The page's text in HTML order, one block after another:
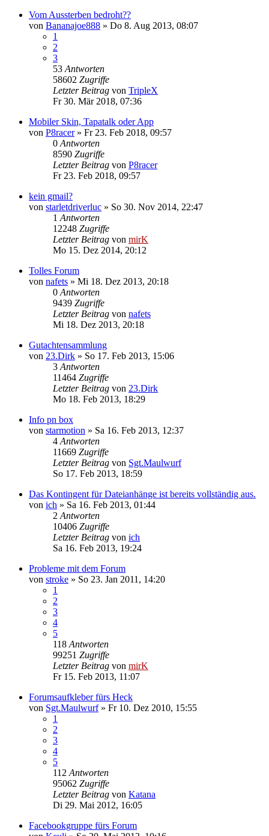
Vom Aussterben bedroht??
von Bananajoe888 » Do 8. Aug 2013, 08:07
1
2
3
53 Antworten
58602 Zugriffe
Letzter Beitrag von TripleX
Fr 30. Mär 2018, 07:36
Mobiler Skin, Tapatalk oder App
von P8racer» Fr 23. Feb 2018, 09:57
0 Antworten
8590 Zugriffe
Letzter Beitrag von P8racer
Fr 23. Feb 2018, 09:57
kein gmail?
von starletdriverluc » So 30. Nov 2014, 22:47
1 Antworten
12248 Zugriffe
Letzter Beitrag von mirK
Mo 15. Dez 2014, 20:12
Tolles Forum
von nafets » Mi 18. Dez 2013, 20:18
0 Antworten
9439 Zugriffe
Letzter Beitrag von nafets
Mi 18. Dez 2013, 20:18
Gutachtensammlung
von 23.Dirk » So 17. Feb 2013, 15:06
3 Antworten
11464 Zugriffe
Letzter Beitrag von 23.Dirk
Mo 18. Feb 2013, 18:29
Info pn box
von starmotion » Sa 16. Feb 2013, 12:37
4 Antworten
11669 Zugriffe
Letzter Beitrag von Sgt.Maulwurf
So 17. Feb 2013, 18:59
Das Kontingent für Dateianhänge ist bereits vollständig aus.
von ich » Sa 16. Feb 2013, 01:44
2 Antworten
10406 Zugriffe
Letzter Beitrag von ich
Sa 16. Feb 2013, 19:24
Probleme mit dem Forum
von stroke » So 23. Jan 2011, 14:20
1
2
3
4
5
118 Antworten
99251 Zugriffe
Letzter Beitrag von mirK
Fr 15. Feb 2013, 11:07
Forumsaufkleber fürs Heck
von Sgt.Maulwurf» Fr 10. Dez 2010, 15:55
1
2
3
4
5
112 Antworten
95062 Zugriffe
Letzter Beitrag von Katana
Di 29. Mai 2012, 16:05
Facebookgruppe fürs Forum